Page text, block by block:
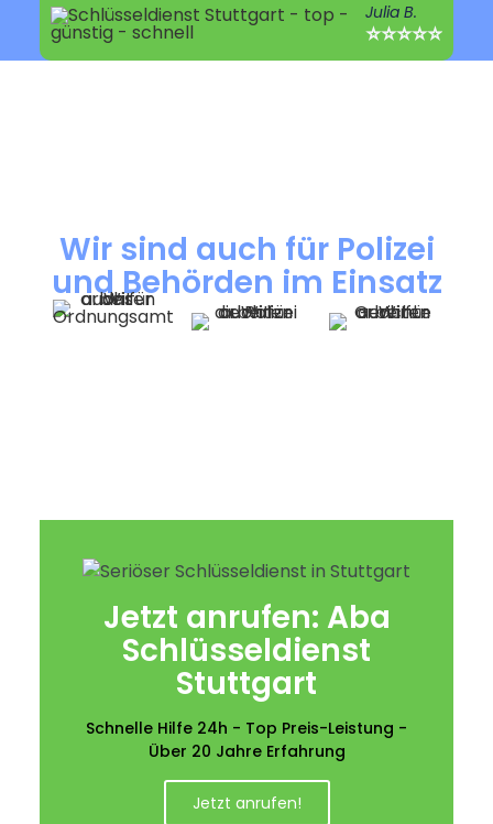
Julia B.
⭐⭐⭐⭐⭐
Wir sind auch für Polizei
und Behörden im Einsatz
Jetzt anrufen: Aba
Schlüsseldienst
Stuttgart
Schnelle Hilfe 24h - Top Preis-Leistung -
Über 20 Jahre Erfahrung
Jetzt anrufen!